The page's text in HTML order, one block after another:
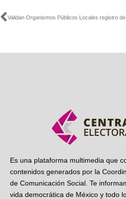
Ant
Es una plataforma multimedia que
contenidos generados por la
de Comunicación Social. Te
vida democrática de México y todo